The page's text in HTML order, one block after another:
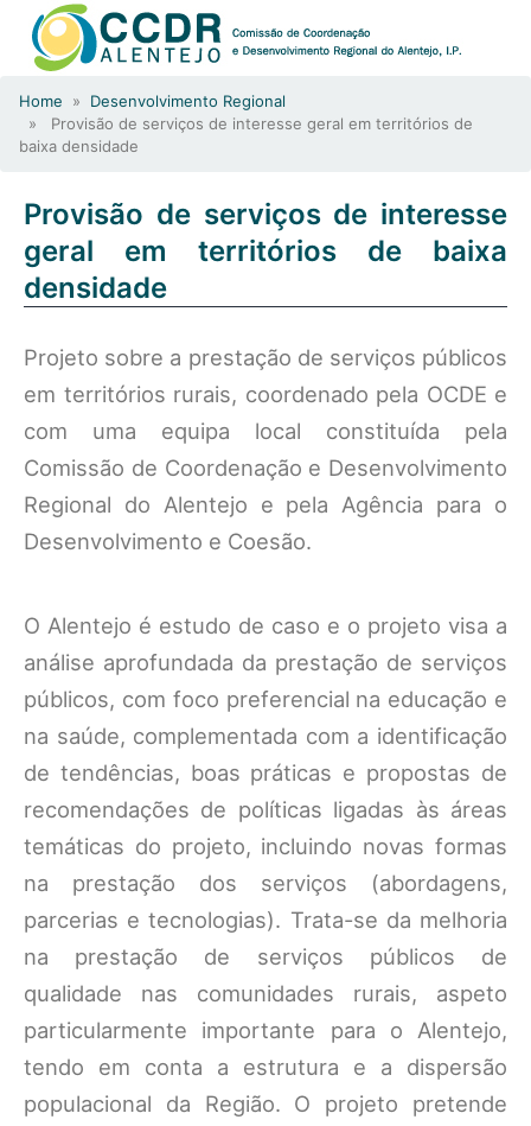
Home » Desenvolvimento Regional
» Provisão de serviços de interesse geral em territórios de
baixa densidade
Provisão de serviços de interesse
geral em territórios de baixa
densidade
Projeto sobre a prestação de serviços públicos
em territórios rurais, coordenado pela OCDE e
com uma equipa local constituída pela
Comissão de Coordenação e Desenvolvimento
Regional do Alentejo e pela Agência para o
Desenvolvimento e Coesão.
O Alentejo é estudo de caso e o projeto visa a
análise aprofundada da prestação de serviços
públicos, com foco preferencial na educação e
na saúde, complementada com a identificação
de tendências, boas práticas e propostas de
recomendações de políticas ligadas às áreas
temáticas do projeto, incluindo novas formas
na prestação dos serviços (abordagens,
parcerias e tecnologias). Trata-se da melhoria
na prestação de serviços públicos de
qualidade nas comunidades rurais, aspeto
particularmente importante para o Alentejo,
tendo em conta a estrutura e a dispersão
populacional da Região. O projeto pretende